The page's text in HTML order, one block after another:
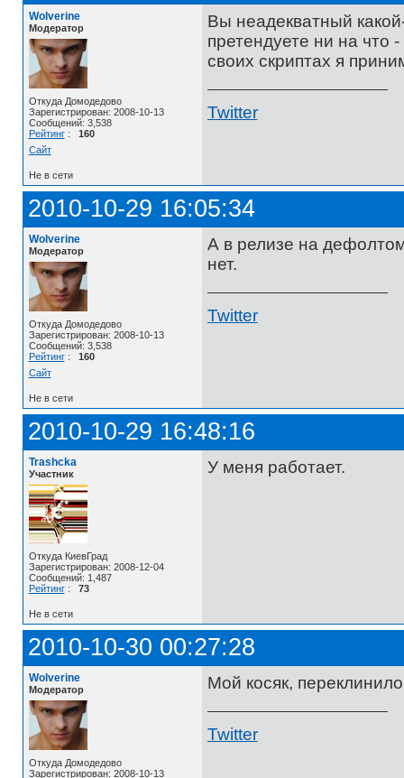
Wolverine
Модератор
Откуда Домодедово
Зарегистрирован: 2008-10-13
Сообщений: 3,538
Рейтинг: 160
Сайт
Вы неадекватный
претендуете ни на что
своих скриптах я
Twitter
Не в сети
2010-10-29 16:05:34
Wolverine
Модератор
Откуда Домодедово
Зарегистрирован: 2008-10-13
Сообщений: 3,538
Рейтинг: 160
Сайт
А в релизе на
нет.
Twitter
Не в сети
2010-10-29 16:48:16
Trashcka
Участник
Откуда КиевГрад
Зарегистрирован: 2008-12-04
Сообщений: 1,487
Рейтинг: 73
У меня работает.
Не в сети
2010-10-30 00:27:28
Wolverine
Модератор
Откуда Домодедово
Зарегистрирован: 2008-10-13
Мой косяк,
Twitter